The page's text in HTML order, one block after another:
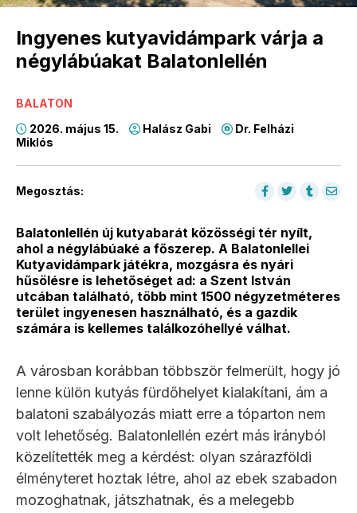
Ingyenes kutyavidámpark várja a
négylábúakat Balatonlellén
BALATON
2026. május 15.
Halász Gabi
Dr. Felházi
Miklós
Megosztás:
Balatonlellén új kutyabarát közösségi tér nyílt,
ahol a négylábúaké a főszerep. A Balatonlellei
Kutyavidámpark játékra, mozgásra és nyári
hűsölésre is lehetőséget ad: a Szent István
utcában található, több mint 1500 négyzetméteres
terület ingyenesen használható, és a gazdik
számára is kellemes találkozóhellyé válhat.
A városban korábban többször felmerült, hogy jó
lenne külön kutyás fürdőhelyet kialakítani, ám a
balatoni szabályozás miatt erre a tóparton nem
volt lehetőség. Balatonlellén ezért más irányból
közelítették meg a kérdést: olyan szárazföldi
élményteret hoztak létre, ahol az ebek szabadon
mozoghatnak, játszhatnak, és a melegebb